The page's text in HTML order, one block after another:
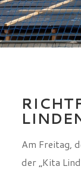
Am Freitag,
der „Kita